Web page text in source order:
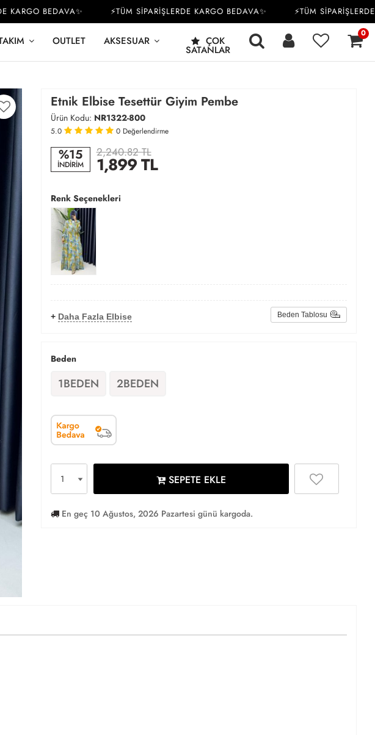
BEDAVA✨ ⚡TÜM SİPARİŞLERDE KARGO BEDAVA✨ ⚡TÜM SİPARİŞLERDE
OUTLET AKSESUAR ÇOK
SATANLAR
0
Etnik Elbise Tesettür Giyim Pembe
Ürün Kodu: NR1322-800
5.0 0 Değerlendirme
%15
İNDİRİM
2,240.82 TL
1,899TL
Renk Seçenekleri
+ Daha Fazla Elbise Beden Tablosu
Beden
1BEDEN 2BEDEN
SEPETE EKLE
En geç 10 Ağustos, 2026 Pazartesi günü kargoda.